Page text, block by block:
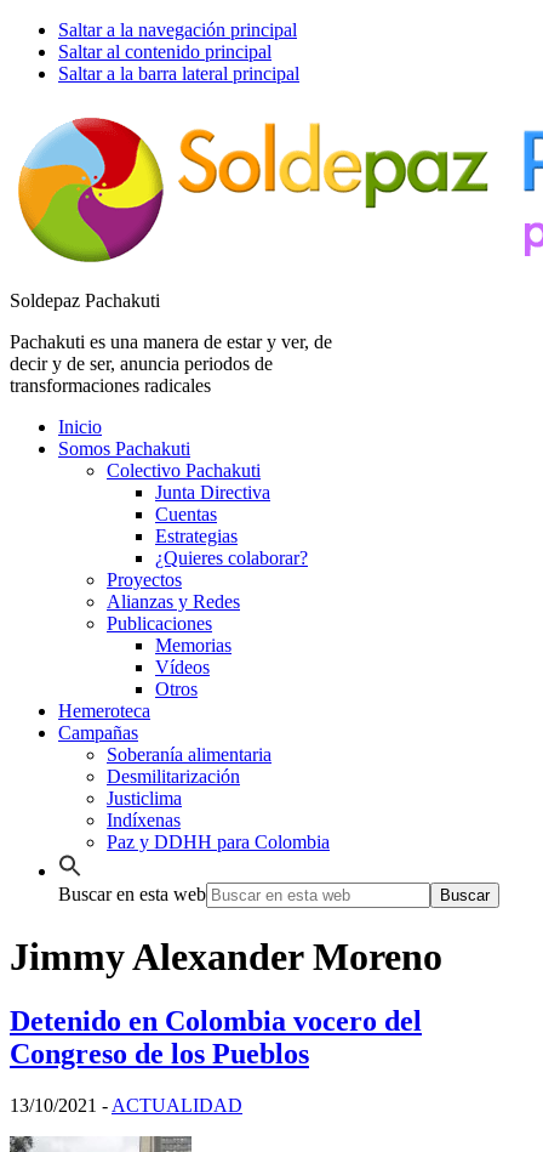
Saltar a la navegación principal
Saltar al contenido principal
Saltar a la barra lateral principal
Soldepaz Pachakuti
Pachakuti es una manera de estar y ver, de
decir y de ser, anuncia periodos de
transformaciones radicales
Inicio
Somos Pachakuti
Colectivo Pachakuti
Junta Directiva
Cuentas
Estrategias
¿Quieres colaborar?
Proyectos
Alianzas y Redes
Publicaciones
Memorias
Vídeos
Otros
Hemeroteca
Campañas
Soberanía alimentaria
Desmilitarización
Justiclima
Indíxenas
Paz y DDHH para Colombia
Buscar en esta web
Jimmy Alexander Moreno
Detenido en Colombia vocero del
Congreso de los Pueblos
13/10/2021 - ACTUALIDAD